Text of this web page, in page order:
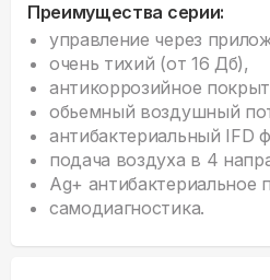
Преимущества серии:
управление через
очень тихий (от 16 Дб),
антикоррозийное
обьемный воздушный
антибактериальный IFD
подача воздуха в 4
Ag+ антибактериальное
самодиагностика.